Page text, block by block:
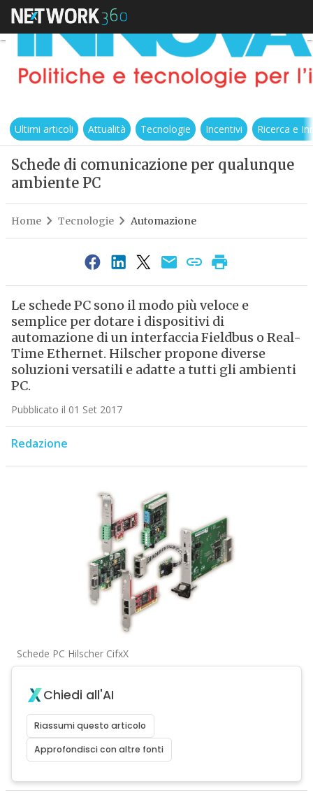
Ultimi articoli Attualità Tecnologie Incentivi Ricerca e
Schede di comunicazione per qualunque
ambiente PC
Home Tecnologie Automazione
Le schede PC sono il modo più veloce e
semplice per dotare i dispositivi di
automazione di un interfaccia Fieldbus o Real-
Time Ethernet. Hilscher propone diverse
soluzioni versatili e adatte a tutti gli ambienti
PC.
Pubblicato il 01 Set 2017
Redazione
Schede PC Hilscher CifxX
Chiedi all'AI
Riassumi questo articolo
Approfondisci con altre fonti